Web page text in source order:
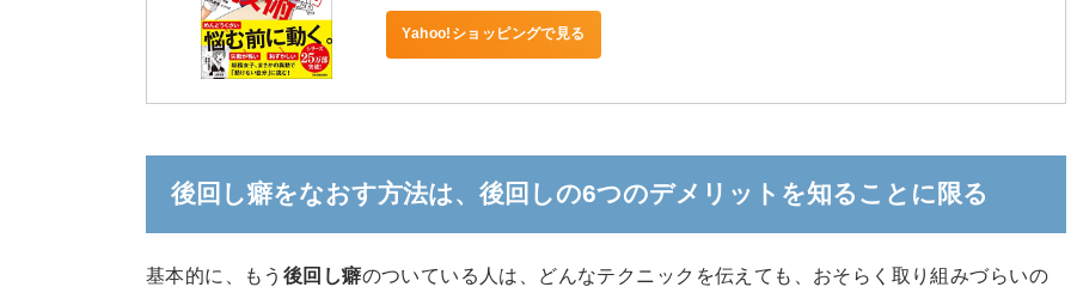
Yahoo!ショッピングで見る
後回し癖をなおす方法は、後回しの6つのデメリットを知ることに限る
基本的に、もう 後回し癖のついている人は、どんなテクニックを伝えても、おそらく取り組みづらいの